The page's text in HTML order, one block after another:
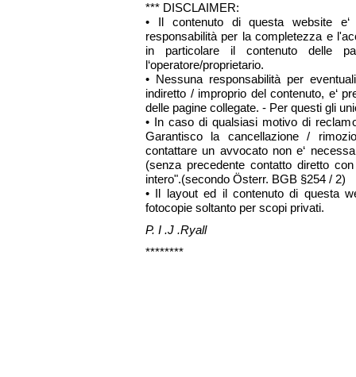
*** DISCLAIMER:
• Il contenuto di questa website
responsabilità per la completezza e
in particolare il contenuto delle
l‘operatore/proprietario.
• Nessuna responsabilità per
indiretto / improprio del contenuto, e‘
delle pagine collegate. - Per questi gli
• In caso di qualsiasi motivo di
Garantisco la cancellazione /
contattare un avvocato non e‘
(senza precedente contatto diretto
intero".(secondo Österr. BGB §254 / 2)
• Il layout ed il contenuto di questa
fotocopie soltanto per scopi privati.
P. I .J .Ryall
********